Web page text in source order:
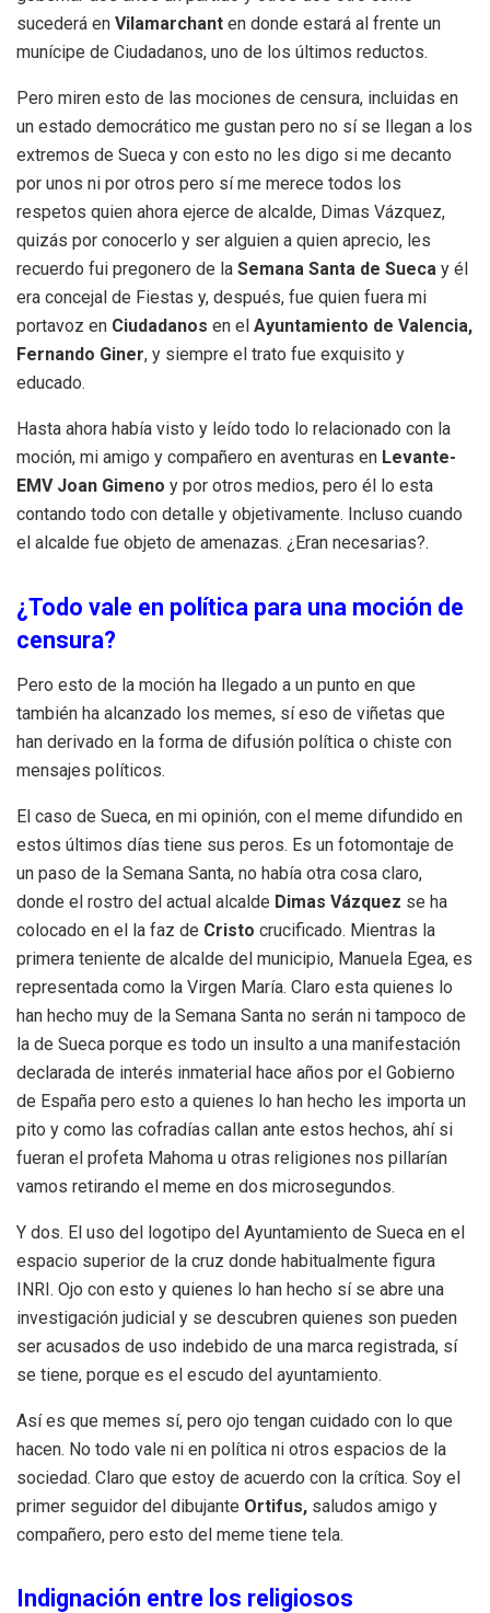
sucederá en Vilamarchant en donde estará al frente un
munícipe de Ciudadanos, uno de los últimos reductos.
Pero miren esto de las mociones de censura, incluidas en
un estado democrático me gustan pero no sí se llegan a los
extremos de Sueca y con esto no les digo si me decanto
por unos ni por otros pero sí me merece todos los
respetos quien ahora ejerce de alcalde, Dimas Vázquez,
quizás por conocerlo y ser alguien a quien aprecio, les
recuerdo fui pregonero de la Semana Santa de Sueca y él
era concejal de Fiestas y, después, fue quien fuera mi
portavoz en Ciudadanos en el Ayuntamiento de Valencia,
Fernando Giner, y siempre el trato fue exquisito y
educado.
Hasta ahora había visto y leído todo lo relacionado con la
moción, mi amigo y compañero en aventuras en Levante-
EMV Joan Gimeno y por otros medios, pero él lo esta
contando todo con detalle y objetivamente. Incluso cuando
el alcalde fue objeto de amenazas. ¿Eran necesarias?.
¿Todo vale en política para una moción de
censura?
Pero esto de la moción ha llegado a un punto en que
también ha alcanzado los memes, sí eso de viñetas que
han derivado en la forma de difusión política o chiste con
mensajes políticos.
El caso de Sueca, en mi opinión, con el meme difundido en
estos últimos días tiene sus peros. Es un fotomontaje de
un paso de la Semana Santa, no había otra cosa claro,
donde el rostro del actual alcalde Dimas Vázquez se ha
colocado en el la faz de Cristo crucificado. Mientras la
primera teniente de alcalde del municipio, Manuela Egea, es
representada como la Virgen María. Claro esta quienes lo
han hecho muy de la Semana Santa no serán ni tampoco de
la de Sueca porque es todo un insulto a una manifestación
declarada de interés inmaterial hace años por el Gobierno
de España pero esto a quienes lo han hecho les importa un
pito y como las cofradías callan ante estos hechos, ahí si
fueran el profeta Mahoma u otras religiones nos pillarían
vamos retirando el meme en dos microsegundos.
Y dos. El uso del logotipo del Ayuntamiento de Sueca en el
espacio superior de la cruz donde habitualmente figura
INRI. Ojo con esto y quienes lo han hecho sí se abre una
investigación judicial y se descubren quienes son pueden
ser acusados de uso indebido de una marca registrada, sí
se tiene, porque es el escudo del ayuntamiento.
Así es que memes sí, pero ojo tengan cuidado con lo que
hacen. No todo vale ni en política ni otros espacios de la
sociedad. Claro que estoy de acuerdo con la crítica. Soy el
primer seguidor del dibujante Ortifus, saludos amigo y
compañero, pero esto del meme tiene tela.
Indignación entre los religiosos